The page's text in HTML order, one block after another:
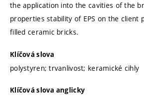
the application into the cavities of the
properties stability of EPS on the client
filled ceramic bricks.
Klíčová slova
polystyren; trvanlivost; keramické cihly
Klíčová slova anglicky